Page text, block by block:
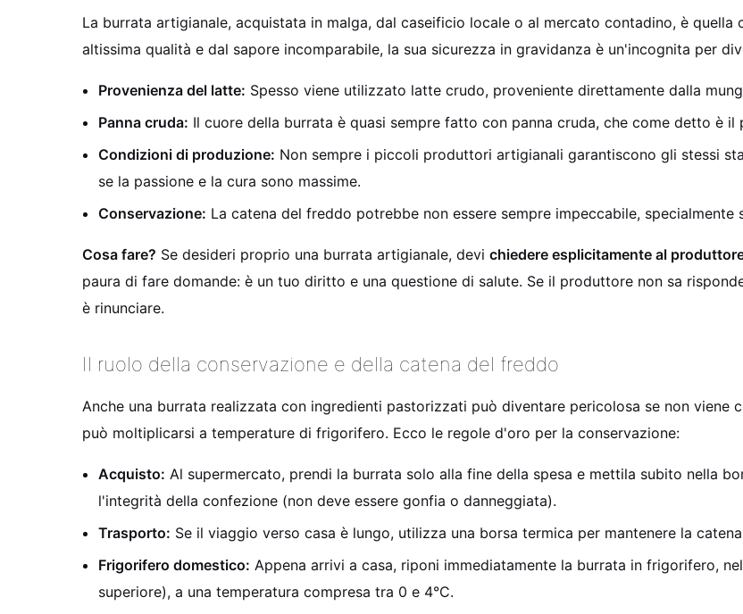
La burrata artigianale, acquistata in malga, dal caseificio locale o al mercato contadino, è quella
altissima qualità e dal sapore incomparabile, la sua sicurezza in gravidanza è un'incognita per
Provenienza del latte: Spesso viene utilizzato latte crudo, proveniente direttamente dalla
Panna cruda: Il cuore della burrata è quasi sempre fatto con panna cruda, che come detto è
Condizioni di produzione: Non sempre i piccoli produttori artigianali garantiscono gli stessi
se la passione e la cura sono massime.
Conservazione: La catena del freddo potrebbe non essere sempre impeccabile,
Cosa fare? Se desideri proprio una burrata artigianale, devi chiedere esplicitamente al
paura di fare domande: è un tuo diritto e una questione di salute. Se il produttore non sa
è rinunciare.
Il ruolo della conservazione e della catena del freddo
Anche una burrata realizzata con ingredienti pastorizzati può diventare pericolosa se non viene
può moltiplicarsi a temperature di frigorifero. Ecco le regole d'oro per la conservazione:
Acquisto: Al supermercato, prendi la burrata solo alla fine della spesa e mettila subito nella
l'integrità della confezione (non deve essere gonfia o danneggiata).
Trasporto: Se il viaggio verso casa è lungo, utilizza una borsa termica per mantenere la
Frigorifero domestico: Appena arrivi a casa, riponi immediatamente la burrata in frigorifero,
superiore), a una temperatura compresa tra 0 e 4°C.